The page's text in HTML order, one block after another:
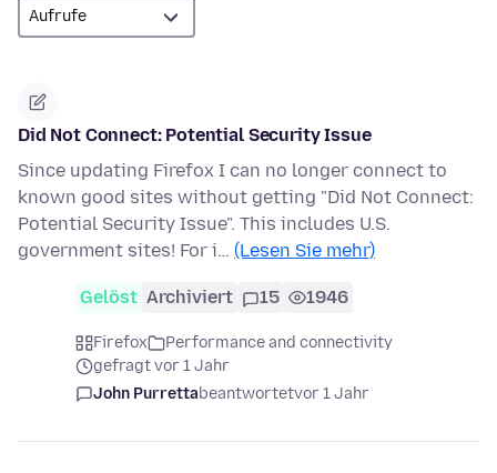
Did Not Connect: Potential Security Issue
Since updating Firefox I can no longer connect to
known good sites without getting "Did Not Connect:
Potential Security Issue". This includes U.S.
government sites! For i… (Lesen Sie mehr)
Gelöst Archiviert 15 1946
Firefox
Performance and connectivity
gefragt vor 1 Jahr
John Purrettabeantwortetvor 1 Jahr